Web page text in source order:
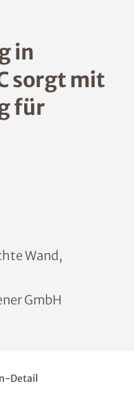
in
sorgt mit
für
Wand,
GmbH
Detail